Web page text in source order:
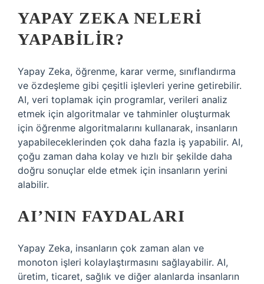
YAPAY ZEKA NELERI
YAPABILIR?
Yapay Zeka, öğrenme, karar verme, sınıflandırma
ve özdeşleme gibi çeşitli işlevleri yerine getirebilir.
AI, veri toplamak için programlar, verileri analiz
etmek için algoritmalar ve tahminler oluşturmak
için öğrenme algoritmalarını kullanarak, insanların
yapabileceklerinden çok daha fazla iş yapabilir. AI,
çoğu zaman daha kolay ve hızlı bir şekilde daha
doğru sonuçlar elde etmek için insanların yerini
alabilir.
AI’NIN FAYDALARI
Yapay Zeka, insanların çok zaman alan ve
monoton işleri kolaylaştırmasını sağlayabilir. AI,
üretim, ticaret, sağlık ve diğer alanlarda insanların